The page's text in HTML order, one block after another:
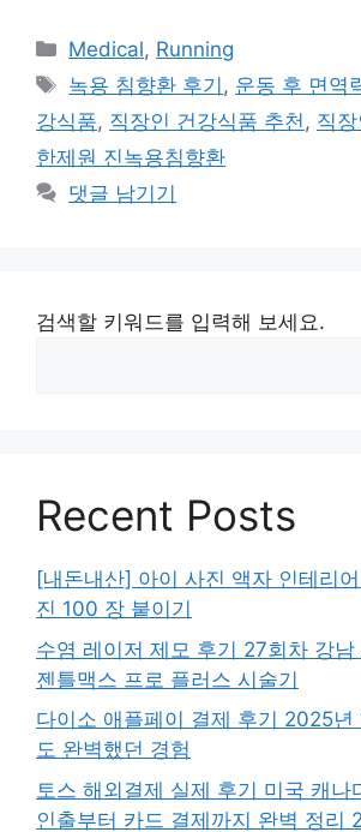
카
테
리
Medical, Running
태
그
녹용 침향환 후기 , 운동 후 면역
강식품, 직장인 건강식품 추천, 직
한제원 진녹용침향환
댓글 남기기
검색할 키워드를 입력해 보세요.
Recent Posts
[내돈내산] 아이 사진 액자 인테리
진 100 장 붙이기
수염 레이저 제모 후기 27회차 강남
젠틀맥스 프로 플러스 시술기
다이소 애플페이 결제 후기 2025년
도 완벽했던 경험
토스 해외결제 실제 후기 미국 캐나
인출부터 카드 결제까지 완벽 정리